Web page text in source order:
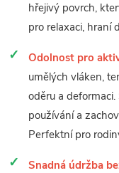
hřejivý povrch,
pro relaxaci, hraní
Odolnost pro
umělých vláken,
oděru a
používání a
Perfektní pro
Snadná údržba